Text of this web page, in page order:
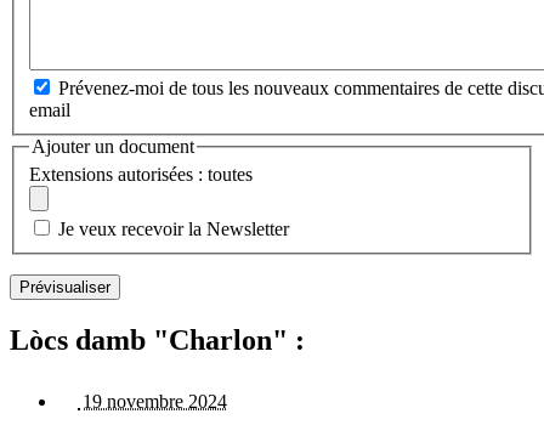
Prévenez-moi de tous les nouveaux commentaires de cette
email
Ajouter un document
Extensions autorisées : toutes
Je veux recevoir la Newsletter
Lòcs damb "Charlon" :
19 novembre 2024